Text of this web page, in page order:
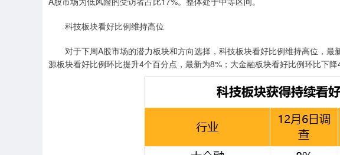
科技板块看好比例维持高位
对于下周A股市场的潜力板块和方向选择，科技板块看好比例维持高位，最
源板块看好比例环比提升4个百分点，最新为8%；大金融板块看好比例环比下降